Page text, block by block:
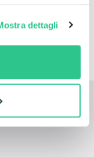
dettagli
la tecnologia
la tua